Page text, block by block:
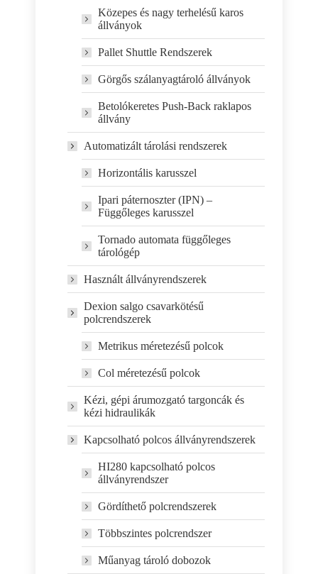
Közepes és nagy terhelésű karos
állványok
Pallet Shuttle Rendszerek
Görgős szálanyagtároló állványok
Betolókeretes Push-Back raklapos
állvány
Automatizált tárolási rendszerek
Horizontális karusszel
Ipari páternoszter (IPN) –
Függőleges karusszel
Tornado automata függőleges
tárológép
Használt állványrendszerek
Dexion salgo csavarkötésű
polcrendszerek
Metrikus méretezésű polcok
Col méretezésű polcok
Kézi, gépi árumozgató targoncák és
kézi hidraulikák
Kapcsolható polcos állványrendszerek
HI280 kapcsolható polcos
állványrendszer
Gördíthető polcrendszerek
Többszintes polcrendszer
Műanyag tároló dobozok